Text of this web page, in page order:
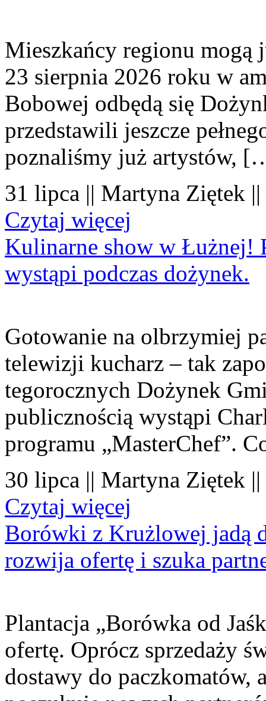
Mieszkańcy regionu mogą
23 sierpnia 2026 roku w
Bobowej odbędą się
przedstawili jeszcze
poznaliśmy już artystów,
31 lipca || Martyna Ziętek
Czytaj więcej
Kulinarne show w Łużnej!
wystąpi podczas dożynek.
Gotowanie na olbrzymiej
telewizji kucharz – tak
tegorocznych Dożynek
publicznością wystąpi
programu „MasterChef”.
30 lipca || Martyna Ziętek
Czytaj więcej
Borówki z Krużlowej jadą
rozwija ofertę i szuka
Plantacja „Borówka od
ofertę. Oprócz sprzedaży
dostawy do paczkomatów,